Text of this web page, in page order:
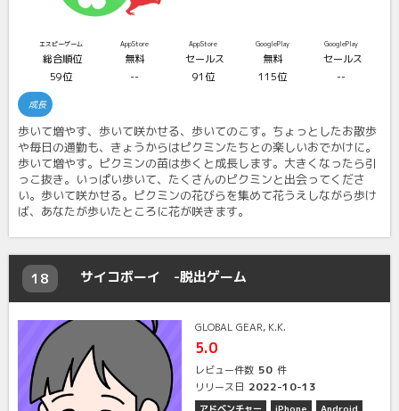
エスピーゲーム
総合順位
59位
AppStore
無料
--
AppStore
セールス
91位
GooglePlay
無料
115位
GooglePlay
セールス
--
成長
歩いて増やす、歩いて咲かせる、歩いてのこす。ちょっとしたお散歩
や毎日の通勤も、きょうからはピクミンたちとの楽しいおでかけに。
歩いて増やす。ピクミンの苗は歩くと成長します。大きくなったら引
っこ抜き。いっぱい歩いて、たくさんのピクミンと出会ってくださ
い。歩いて咲かせる。ピクミンの花びらを集めて花うえしながら歩け
ば、あなたが歩いたところに花が咲きます。
18 サイコボーイ -脱出ゲーム
GLOBAL GEAR, K.K.
5.0
レビュー件数 50 件
リリース日 2022-10-13
アドベンチャー iPhone Android